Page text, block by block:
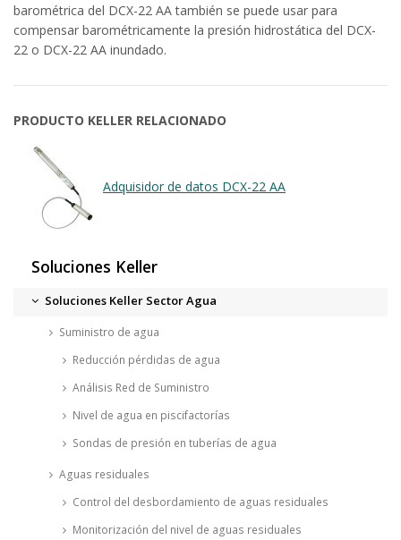
Soluciones Keller
Soluciones Keller Sector Agua
Suministro de agua
Reducción pérdidas de agua
Análisis Red de Suministro
Nivel de agua en piscifactorías
Sondas de presión en tuberías de agua
Aguas residuales
Control del desbordamiento de aguas residuales
Monitorización del nivel de aguas residuales
barométrica del DCX-22 AA también se puede usar para
compensar barométricamente la presión hidrostática del DCX-
22 o DCX-22 AA inundado.
PRODUCTO KELLER RELACIONADO
Adquisidor de datos DCX-22 AA